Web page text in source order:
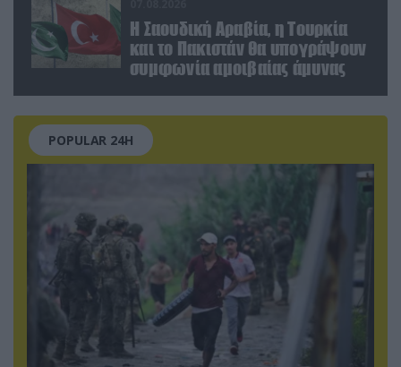
Η Σαουδική Αραβία, η Τουρκία
και το Πακιστάν θα υπογράψουν
συμφωνία αμοιβαίας άμυνας
POPULAR 24H